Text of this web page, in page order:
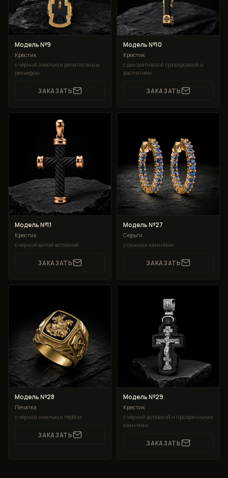
Модель №9
Крестик
с чёрной эмалью и религиозным
рельефом
ЗАКАЗАТЬ
Модель №10
Крестик
с декоративной гравировкой и
распятием
ЗАКАЗАТЬ
Модель №11
Крестик
с чёрной витой вставкой
ЗАКАЗАТЬ
Модель №27
Серьги
с синими камнями
ЗАКАЗАТЬ
Модель №28
Печатка
с чёрной эмалью и гербом
ЗАКАЗАТЬ
Модель №29
Крестик
с чёрной вставкой и прозрачными
камнями
ЗАКАЗАТЬ